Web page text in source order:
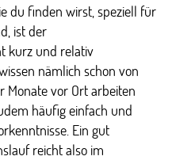
du finden wirst, speziell für
ist der
kurz und relativ
nämlich schon von
Monate vor Ort arbeiten
häufig einfach und
Ein gut
reicht also im